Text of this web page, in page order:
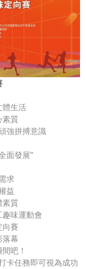
體生活
素質
強拼搏意識
面發展”
求
益
素質
趣味運動會
賽
幕
吧！
卡任務即可視為成功